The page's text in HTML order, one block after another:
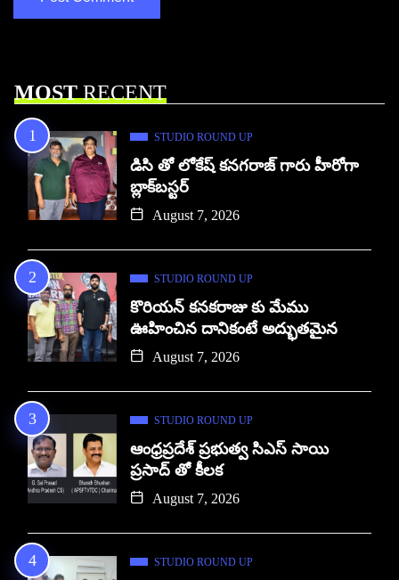
MOSTRECENT
STUDIO ROUND UP
డిసి తో లోకేష్ కనగరాజ్ గారు హీరోగా
బ్లాక్‌బస్టర్
August 7, 2026
STUDIO ROUND UP
కొరియన్ కనకరాజు కు మేము
ఊహించిన దానికంటే అద్భుతమైన
August 7, 2026
STUDIO ROUND UP
ఆంధ్రప్రదేశ్ ప్రభుత్వ సిఎస్ సాయి
ప్రసాద్ తో కీలక
August 7, 2026
STUDIO ROUND UP